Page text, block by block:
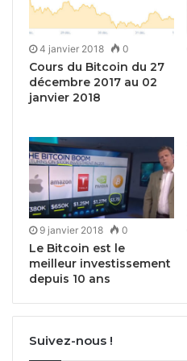
4 janvier 2018 0
Cours du Bitcoin du 27
décembre 2017 au 02
janvier 2018
9 janvier 2018 0
Le Bitcoin est le
meilleur investissement
depuis 10 ans
Suivez-nous !